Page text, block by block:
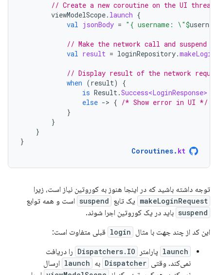
// Create a new coroutine on the UI thread
viewModelScope. launch {
val jsonBody = "{ username: \"$
// Make the network call and
val result = loginRepository.
// Display result of the network
when (result)
{
is Result.Success<LoginResponse>
else -> { /* Show error in UI */
}
}
}
}
Coroutines. kt
توجه داشته باشید که در اینجا هنوز به کوروتین نیاز است، زیرا
makeLoginRequest یک تابع suspend است و همه توابع
suspend باید در یک کوروتین اجرا شوند.
این کد از چند جهت با مثال login قبلی متفاوت است:
launch پارامتر Dispatchers.IO را دریافت
نمی‌کند. وقتی Dispatcher به launch ارسال